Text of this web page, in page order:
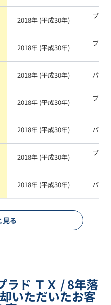
2018年 (平成30年)
ブラ
2018年 (平成30年)
ブラ
2018年 (平成30年) パール
2018年 (平成30年)
ブラ
2018年 (平成30年) パール
2018年 (平成30年)
ブラ
2018年 (平成30年) パール
見る
ラド ＴＸ / 8年落
いただいたお客